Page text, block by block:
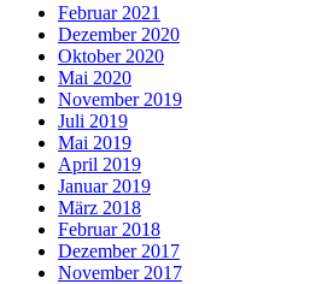
Februar 2021
Dezember 2020
Oktober 2020
Mai 2020
November 2019
Juli 2019
Mai 2019
April 2019
Januar 2019
März 2018
Februar 2018
Dezember 2017
November 2017